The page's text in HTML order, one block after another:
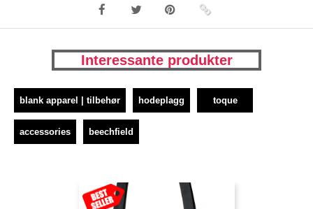
Interessante produkter
blank apparel | tilbehør hodeplagg toque
accessories beechfield